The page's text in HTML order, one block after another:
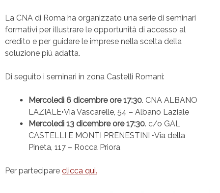
La CNA di Roma ha organizzato una serie di seminari
formativi per illustrare le opportunità di accesso al
credito e per guidare le imprese nella scelta della
soluzione più adatta.
Di seguito i seminari in zona Castelli Romani:
Mercoledì 6 dicembre ore 17:30. CNA ALBANO
LAZIALE•Via Vascarelle, 54 – Albano Laziale
Mercoledì 13 dicembre ore 17:30. c/o GAL
CASTELLI E MONTI PRENESTINI •Via della
Pineta, 117 – Rocca Priora
Per partecipare clicca qui.